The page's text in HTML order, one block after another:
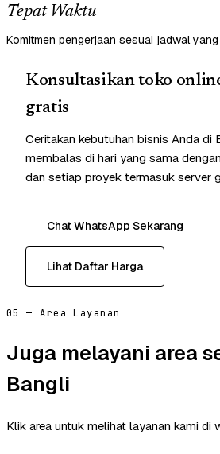
Tepat Waktu
Komitmen pengerjaan sesuai jadwal
Konsultasikan toko
gratis
Ceritakan kebutuhan bisnis Anda di
membalas di hari yang sama
dan setiap proyek termasuk server
Chat WhatsApp Sekarang
Lihat Daftar Harga
05 — Area Layanan
Juga melayani area
Bangli
Klik area untuk melihat layanan kami di